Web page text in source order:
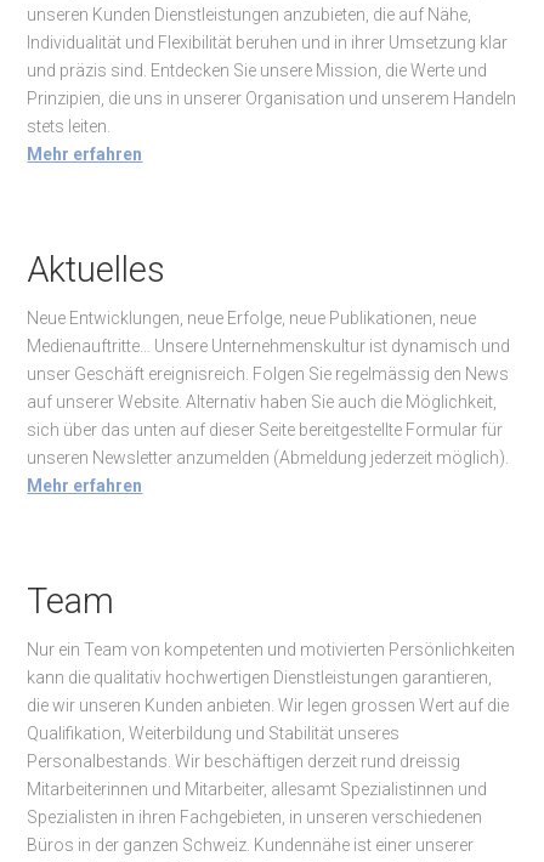
unseren Kunden Dienstleistungen anzubieten, die auf Nähe,
Individualität und Flexibilität beruhen und in ihrer Umsetzung klar
und präzis sind. Entdecken Sie unsere Mission, die Werte und
Prinzipien, die uns in unserer Organisation und unserem Handeln
stets leiten.
Mehr erfahren
Aktuelles
Neue Entwicklungen, neue Erfolge, neue Publikationen, neue
Medienauftritte… Unsere Unternehmenskultur ist dynamisch und
unser Geschäft ereignisreich. Folgen Sie regelmässig den News
auf unserer Website. Alternativ haben Sie auch die Möglichkeit,
sich über das unten auf dieser Seite bereitgestellte Formular für
unseren Newsletter anzumelden (Abmeldung jederzeit möglich).
Mehr erfahren
Team
Nur ein Team von kompetenten und motivierten Persönlichkeiten
kann die qualitativ hochwertigen Dienstleistungen garantieren,
die wir unseren Kunden anbieten. Wir legen grossen Wert auf die
Qualifikation, Weiterbildung und Stabilität unseres
Personalbestands. Wir beschäftigen derzeit rund dreissig
Mitarbeiterinnen und Mitarbeiter, allesamt Spezialistinnen und
Spezialisten in ihren Fachgebieten, in unseren verschiedenen
Büros in der ganzen Schweiz. Kundennähe ist einer unserer